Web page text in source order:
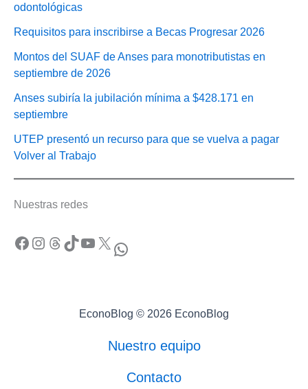
odontológicas
Requisitos para inscribirse a Becas Progresar 2026
Montos del SUAF de Anses para monotributistas en
septiembre de 2026
Anses subiría la jubilación mínima a $428.171 en
septiembre
UTEP presentó un recurso para que se vuelva a pagar
Volver al Trabajo
Nuestras redes
Facebook Instagram Threads TikTok YouTube X WhatsApp
EconoBlog © 2026 EconoBlog
Nuestro equipo
Contacto